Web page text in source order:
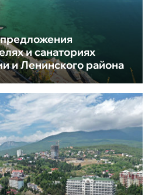
и санаториях
и Ленинского района